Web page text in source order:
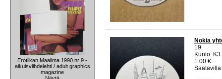
Erotiikan Maailma 1990 nr 9 -
aikuisviihdelehti / adult graphics
magazine
Nokia
19
Kunto:
1.00 €